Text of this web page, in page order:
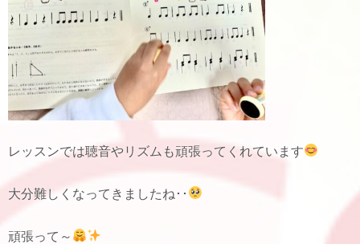
レッスンでは聴音やリズムも頑張ってくれています
大分難しくなってきましたね･･
頑張って～